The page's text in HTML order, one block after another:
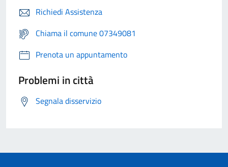
Richiedi Assistenza
Chiama il comune 07349081
Prenota un appuntamento
Problemi in città
Segnala disservizio